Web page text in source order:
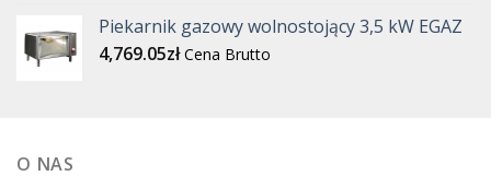
Piekarnik gazowy wolnostojący 3,5 kW EGAZ
4,769.05zł Cena Brutto
O NAS